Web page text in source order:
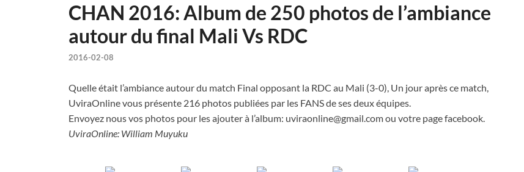
CHAN 2016: Album de 250 photos de l’ambiance
autour du final Mali Vs RDC
2016-02-08
Quelle était l’ambiance autour du match Final opposant la RDC au Mali (3-0), Un jour après ce match,
UviraOnline vous présente 216 photos publiées par les FANS de ses deux équipes.
Envoyez nous vos photos pour les ajouter à l’album: uviraonline@gmail.com ou votre page facebook.
UviraOnline: William Muyuku